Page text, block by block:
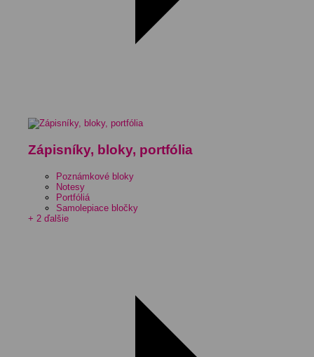
Zápisníky, bloky, portfólia
Poznámkové bloky
Notesy
Portfóliá
Samolepiace bločky
+ 2 ďalšie